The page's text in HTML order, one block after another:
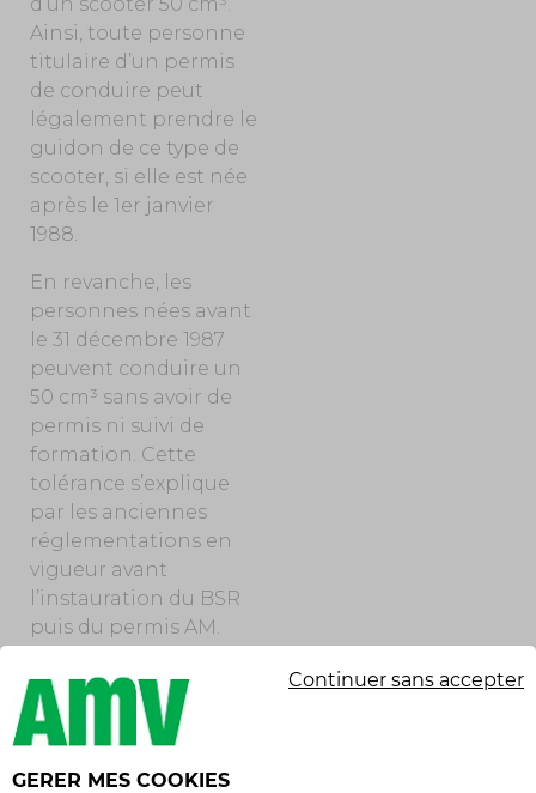
Ainsi, toute personne
titulaire d’un permis
de conduire peut
légalement prendre le
guidon de ce type de
scooter, si elle est née
après le 1 er janvier
1988.
En revanche, les
personnes nées avant
le 31 décembre 1987
peuvent conduire un
50 cm³ sans avoir de
permis ni suivi de
formation. Cette
tolérance s’explique
par les anciennes
réglementations en
vigueur avant
l’instauration du BSR
puis du permis AM.
reste de mise, car
l’assurance et carte
grise conforme
restent bien sûr
GERER MES COOKIES
Continuer sans accepter